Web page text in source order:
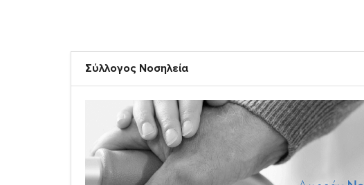
Σύλλογος Νοσηλεία